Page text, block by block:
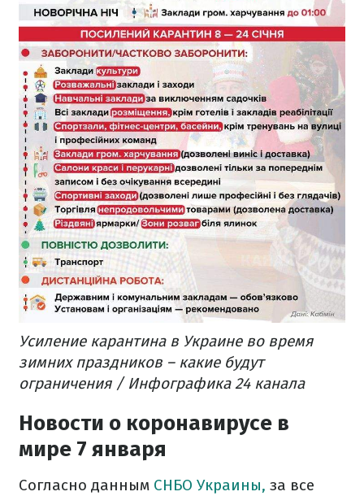
Усиление карантина в Украине во время
зимних праздников – какие будут
ограничения / Инфографика 24 канала
Новости о коронавирусе в
мире 7 января
Согласно данным СНБО Украины, за все